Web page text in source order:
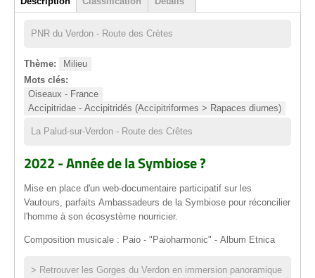
(onglet actif)
PNR du Verdon - Route des Crètes
Thème:
Milieu
Mots clés:
Oiseaux - France
Accipitridae - Accipitridés (Accipitriformes > Rapaces diurnes)
La Palud-sur-Verdon - Route des Crêtes
2022 - Année de la Symbiose ?
Mise en place d'un web-documentaire participatif sur les
Vautours, parfaits Ambassadeurs de la Symbiose pour réconcilier
l'homme à son écosystème nourricier.
Composition musicale : Paio - "Paioharmonic" - Album Etnica
> Retrouver les Gorges du Verdon en immersion panoramique